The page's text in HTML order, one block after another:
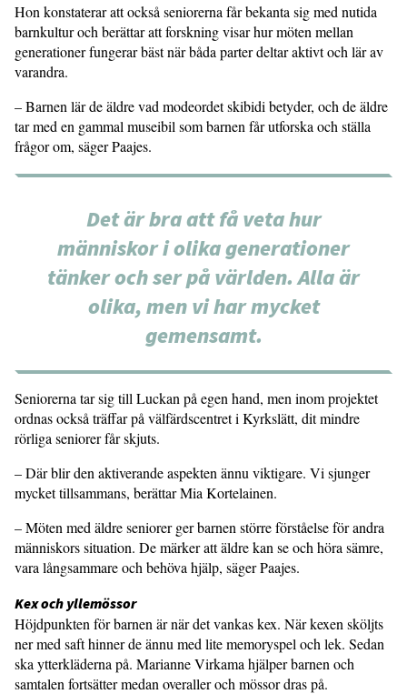
Hon konstaterar att också seniorerna får bekanta sig med nutida
barnkultur och berättar att forskning visar hur möten mellan
generationer fungerar bäst när båda parter deltar aktivt och lär av
varandra.
– Barnen lär de äldre vad modeordet skibidi betyder, och de äldre
tar med en gammal museibil som barnen får utforska och ställa
frågor om, säger Paajes.
Det är bra att få veta hur
människor i olika generationer
tänker och ser på världen. Alla är
olika, men vi har mycket
gemensamt.
Seniorerna tar sig till Luckan på egen hand, men inom projektet
ordnas också träffar på välfärdscentret i Kyrkslätt, dit mindre
rörliga seniorer får skjuts.
– Där blir den aktiverande aspekten ännu viktigare. Vi sjunger
mycket tillsammans, berättar Mia Kortelainen.
– Möten med äldre seniorer ger barnen större förståelse för andra
människors situation. De märker att äldre kan se och höra sämre,
vara långsammare och behöva hjälp, säger Paajes.
Kex och yllemössor
Höjdpunkten för barnen är när det vankas kex. När kexen sköljts
ner med saft hinner de ännu med lite memoryspel och lek. Sedan
ska ytterkläderna på. Marianne Virkama hjälper barnen och
samtalen fortsätter medan overaller och mössor dras på.